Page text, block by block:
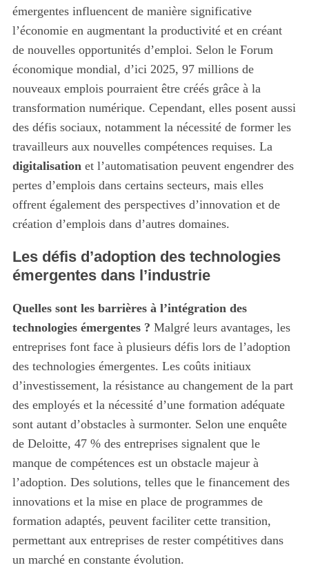
émergentes influencent de manière significative
l’économie en augmentant la productivité et en créant
de nouvelles opportunités d’emploi. Selon le Forum
économique mondial, d’ici 2025, 97 millions de
nouveaux emplois pourraient être créés grâce à la
transformation numérique. Cependant, elles posent aussi
des défis sociaux, notamment la nécessité de former les
travailleurs aux nouvelles compétences requises. La
digitalisationet l’automatisation peuvent engendrer des
pertes d’emplois dans certains secteurs, mais elles
offrent également des perspectives d’innovation et de
création d’emplois dans d’autres domaines.
Les défis d’adoption des technologies
émergentes dans l’industrie
Quelles sont les barrières à l’intégration des
technologies émergentes ? Malgré leurs avantages, les
entreprises font face à plusieurs défis lors de l’adoption
des technologies émergentes. Les coûts initiaux
d’investissement, la résistance au changement de la part
des employés et la nécessité d’une formation adéquate
sont autant d’obstacles à surmonter. Selon une enquête
de Deloitte, 47 % des entreprises signalent que le
manque de compétences est un obstacle majeur à
l’adoption. Des solutions, telles que le financement des
innovations et la mise en place de programmes de
formation adaptés, peuvent faciliter cette transition,
permettant aux entreprises de rester compétitives dans
un marché en constante évolution.